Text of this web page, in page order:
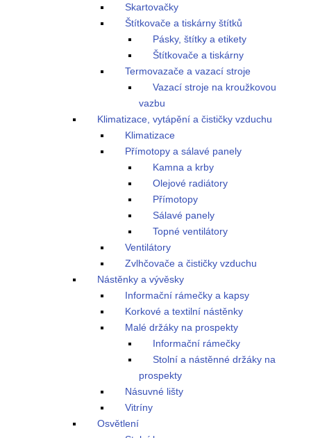
Skartovačky
Štítkovače a tiskárny štítků
Pásky, štítky a etikety
Štítkovače a tiskárny
Termovazače a vazací stroje
Vazací stroje na kroužkovou
vazbu
Klimatizace, vytápění a čističky vzduchu
Klimatizace
Přímotopy a sálavé panely
Kamna a krby
Olejové radiátory
Přímotopy
Sálavé panely
Topné ventilátory
Ventilátory
Zvlhčovače a čističky vzduchu
Nástěnky a vývěsky
Informační rámečky a kapsy
Korkové a textilní nástěnky
Malé držáky na prospekty
Informační rámečky
Stolní a nástěnné držáky na
prospekty
Násuvné lišty
Vitríny
Osvětlení